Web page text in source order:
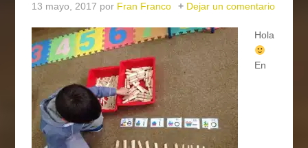
13 mayo, 2017 por Fran Franco Dejar un comentario
Hola
En